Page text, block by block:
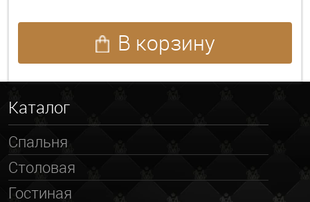
В корзину
Каталог
Спальня
Столовая
Гостиная